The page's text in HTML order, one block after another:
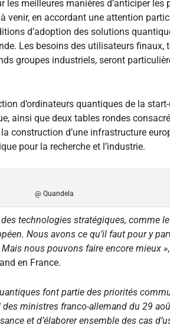
les meilleures manières d’anticiper les
venir, en accordant une attention
d’adoption des solutions
Les besoins des utilisateurs finaux,
groupes industriels, seront
d’ordinateurs quantiques de la
ainsi que deux tables rondes
construction d’une infrastructure
pour la recherche et l’industrie.
@ Quandela
technologies stratégiques, comme
Nous avons ce qu’il faut pour y
Mais nous pouvons faire encore mieux »
en France.
font partie des priorités
ministres franco-allemand du 29
et d’élaborer ensemble des cas